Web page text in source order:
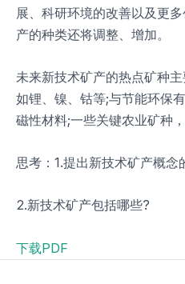
展、科研环境的改善以及更
产的种类还将调整、增加。
未来新技术矿产的热点矿种
如锂、镍、钴等;与节能环保
磁性材料;一些关键农业矿种
思考：1.提出新技术矿产概念
2.新技术矿产包括哪些?
下载PDF